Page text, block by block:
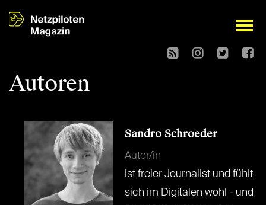
open
Autoren
Sandro Schroeder
Autor/in
ist freier Journalist und fühlt
sich im Digitalen wohl - und